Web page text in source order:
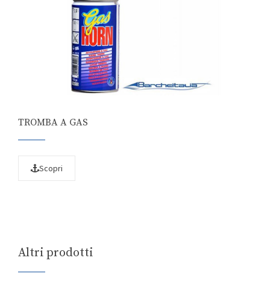
TROMBA A GAS
Scopri
Altri prodotti